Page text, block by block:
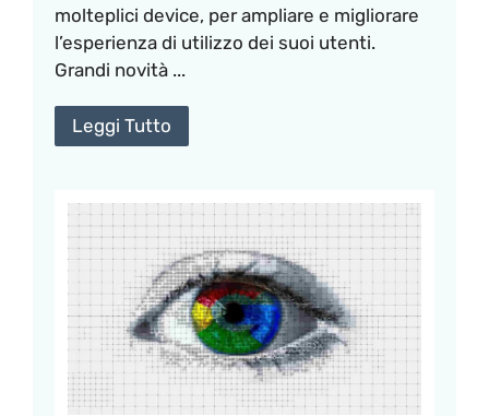
molteplici device, per ampliare e migliorare
l’esperienza di utilizzo dei suoi utenti.
Grandi novità ...
Leggi Tutto